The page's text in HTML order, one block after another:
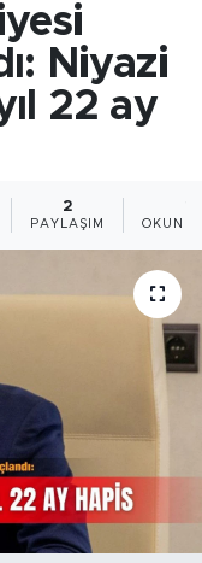
Niyazi
22 ay
2
PAYLAŞIM